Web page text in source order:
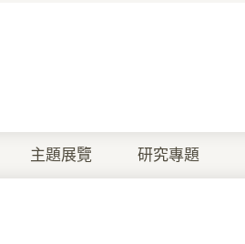
主題展覽 研究專題